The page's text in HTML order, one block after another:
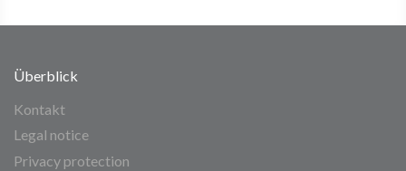
Überblick
Kontakt
Legal notice
Privacy protection